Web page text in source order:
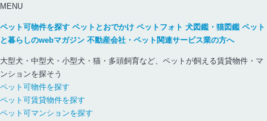
MENU
ペット可物件を探す ペットとおでかけ ペットフォト 犬図鑑・猫図鑑 ペット
と暮らしのwebマガジン 不動産会社・ペット関連サービス業の方へ
大型犬・中型犬・小型犬・猫・多頭飼育など、ペットが飼える賃貸物件・マ
ンションを探そう
ペット可物件を探す
ペット可賃貸物件を探す
ペット可マンションを探す